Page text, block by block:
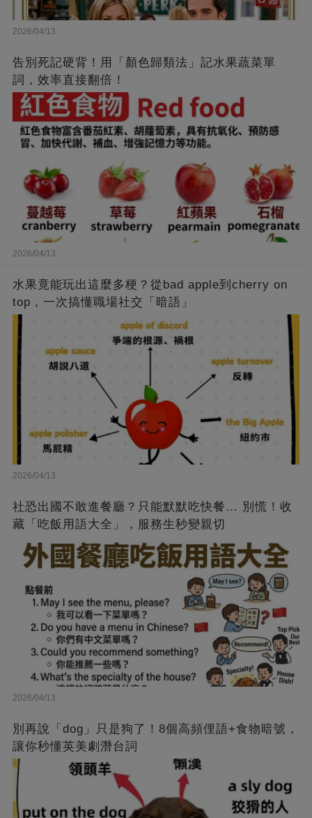
2026/04/13
告別死記硬背！用「顏色歸類法」記水果蔬菜單
詞，效率直接翻倍！
2026/04/13
水果竟能玩出這麼多梗？從bad apple到cherry on
top，一次搞懂職場社交「暗語」
2026/04/13
社恐出國不敢進餐廳？只能默默吃快餐… 別慌！收
藏「吃飯用語大全」，服務生秒變親切
2026/04/13
別再說「dog」只是狗了！8個高頻俚語+食物暗號，
讓你秒懂英美劇潛台詞